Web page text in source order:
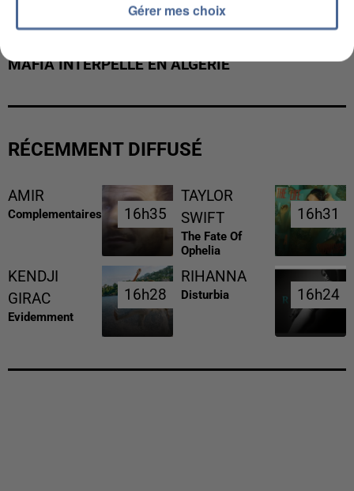
MAFIA INTERPELLÉ EN ALGÉRIE
RÉCEMMENT DIFFUSÉ
AMIR
Complementaires 16h35
16h35
TAYLOR
SWIFT
The Fate Of
Ophelia
16h31
16h31
KENDJI
GIRAC
Evidemment
16h28
16h28
RIHANNA
Disturbia 16h24
16h24
Gérer mes choix